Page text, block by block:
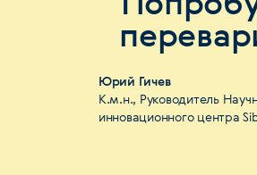
Юрий Гичев
К.м.н., Руководитель
инновационного центра